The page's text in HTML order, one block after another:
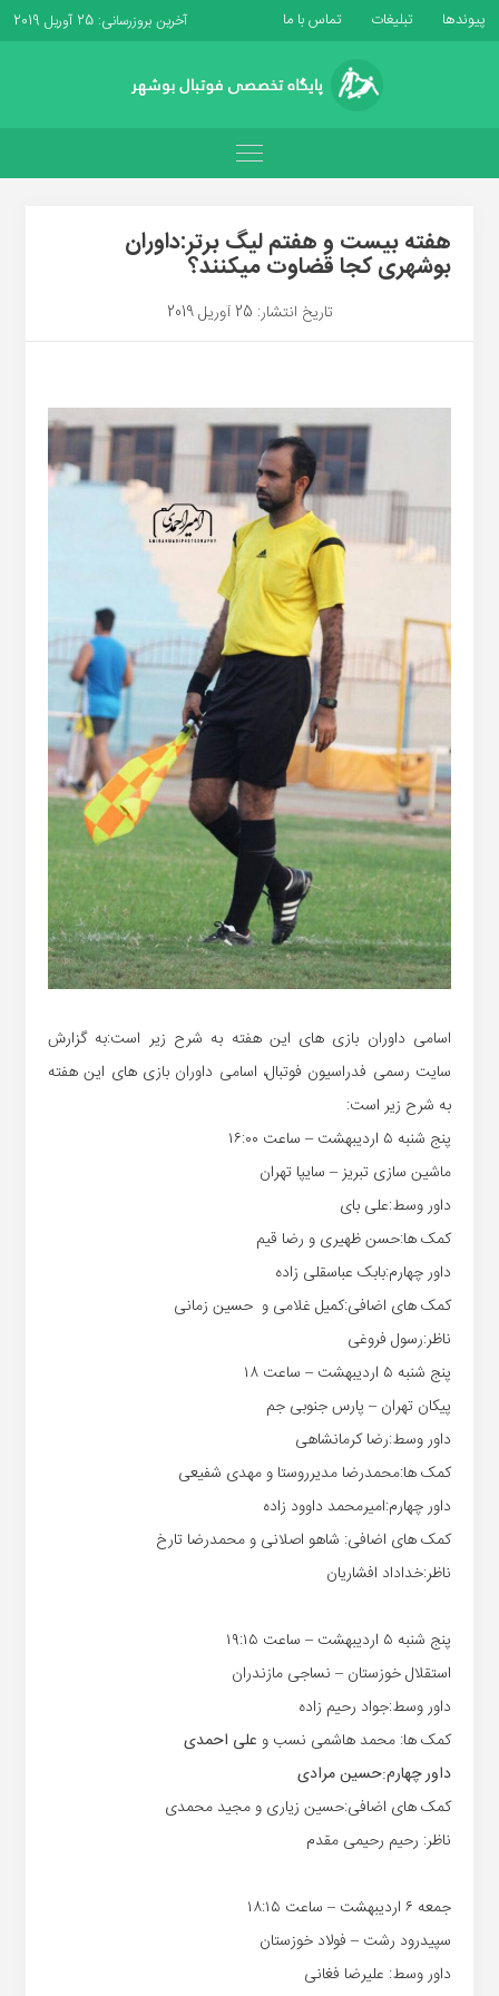
پیوندها تبلیغات تماس با ما آخرین بروزرسانی: 25 آوریل 2019
هفته بیست و هفتم لیگ برتر:داوران
بوشهری کجا قضاوت میکنند؟
تاریخ انتشار: 25 آوریل 2019
اسامی داوران بازی های این هفته به شرح زیر است:به گزارش
سایت رسمی فدراسیون فوتبال، اسامی داوران بازی های این هفته
به شرح زیر است:
پنج شنبه ۵ اردیبهشت – ساعت ۱۶:۰۰
ماشین سازی تبریز – سایپا تهران
داور وسط:علی بای
کمک ها:حسن ظهیری و رضا قیم
داور چهارم:بابک عباسقلی زاده
کمک های اضافی:کمیل غلامی و حسین زمانی
ناظر:رسول فروغی
پنج شنبه ۵ اردیبهشت – ساعت ۱۸
پیکان تهران – پارس جنوبی جم
داور وسط:رضا کرمانشاهی
کمک ها:محمدرضا مدیرروستا و مهدی شفیعی
داور چهارم:امیرمحمد داوود زاده
کمک های اضافی: شاهو اصلانی و محمدرضا تارخ
ناظر:خداداد افشاریان
پنج شنبه ۵ اردیبهشت – ساعت ۱۹:۱۵
استقلال خوزستان – نساجی مازندران
داور وسط:جواد رحیم زاده
کمک ها: محمد هاشمی نسب و علی احمدی
داور چهارم:حسین مرادی
کمک های اضافی:حسین زیاری و مجید محمدی
ناظر: رحیم رحیمی مقدم
جمعه ۶ اردیبهشت – ساعت ۱۸:۱۵
سپیدرود رشت – فولاد خوزستان
داور وسط: علیرضا فغانی